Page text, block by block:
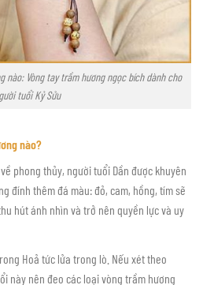
nào: Vòng tay trầm hương ngọc bích dành cho
tuổi Kỷ Sửu
nào?
phong thủy, người tuổi Dần được khuyên
đính thêm đá màu: đỏ, cam, hồng, tím sẽ
hút ánh nhìn và trở nên quyền lực và uy
Hoả tức lửa trong lò. Nếu xét theo
này nên đeo các loại vòng trầm hương